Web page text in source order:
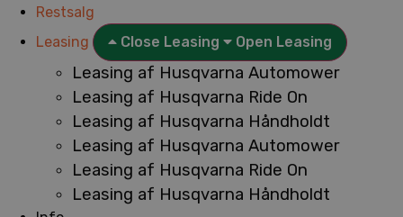
Restsalg
Leasing
Close Leasing Open Leasing
Leasing af Husqvarna Automower
Leasing af Husqvarna Ride On
Leasing af Husqvarna Håndholdt
Leasing af Husqvarna Automower
Leasing af Husqvarna Ride On
Leasing af Husqvarna Håndholdt